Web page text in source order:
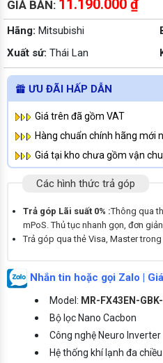
GIÁ BÁN: 11.190.000 ₫
Hãng: Mitsubishi
Xuất sứ: Thái Lan
ƯU ĐÃI HẤP DẪN
Giá trên đã gồm VAT
Hàng chuẩn chính hãng mới
Giá tại kho chưa gồm vận
Các hình thức trả góp
Trả góp Lãi suất 0% :Thông qua
mPoS. Thủ tục nhanh gọn, đơn giản.
Trả góp qua thẻ Visa, Master trong
Nhắn tin hoặc gọi Zalo |
Model: MR-FX43EN-
Bộ lọc Nano Cacbon
Công nghệ Neuro Inverter
Hệ thống khí lạnh đa chiều